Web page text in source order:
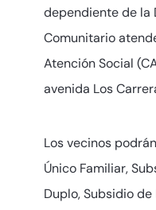
dependiente de la
Comunitario
Atención Social
avenida Los
Los vecinos
Único Familiar,
Duplo, Subsidio